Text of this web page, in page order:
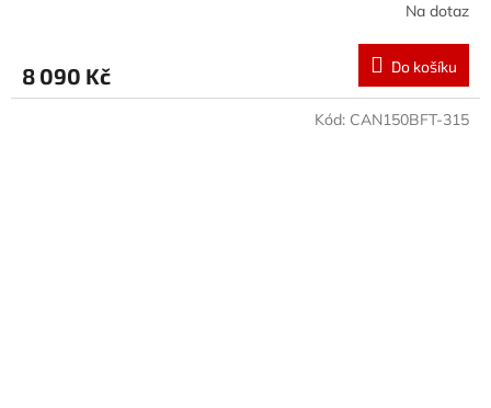
Na dotaz
8 090 Kč Do košíku
Kód: CAN150BFT-315